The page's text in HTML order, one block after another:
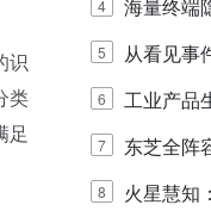
识
类
足
E IQ 3.20
4
海量终端
联安全产
5
从看见事
E IQ 3.20
6
工业产品
的实践与
7
东芝全阵
y，以海
8
火星慧知